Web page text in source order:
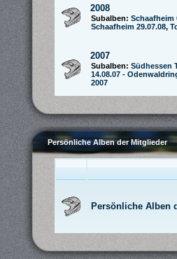
2008
Subalben: Schaafheim
Schaafheim 29.07.08,
2007
Subalben: Südhessen
14.08.07 -
2007
Persönliche Alben der Mitglieder
Persönliche Alben